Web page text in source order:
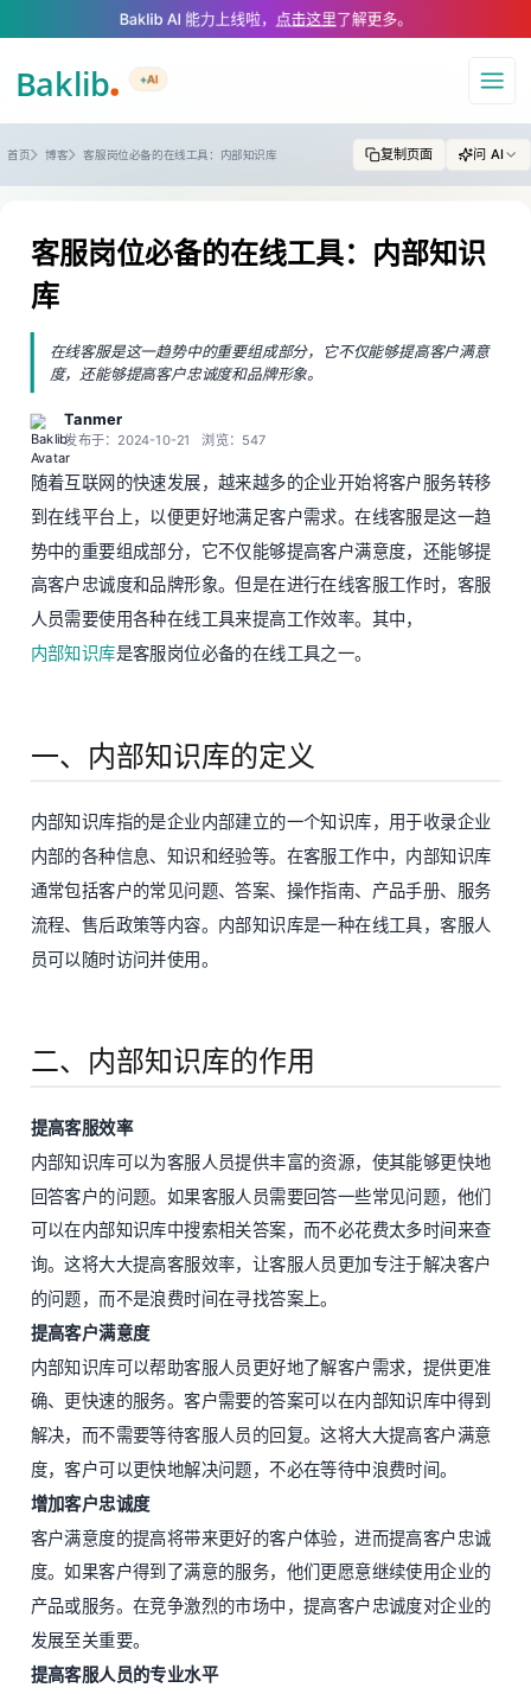
A Markdown version of this page is available at https://
Baklib AI 能力上线啦， 点击这里了解更多。
+AI
导航
首页 博客 客服岗位必备的在线工具：内部知识库 复制页面 问 AI
客服岗位必备的在线工具：内部知识
库
在线客服是这一趋势中的重要组成部分，它不仅能够提高客户满意
度，还能够提高客户忠诚度和品牌形象。
Tanmer
发布于：2024-10-21 浏览：547
随着互联网的快速发展，越来越多的企业开始将客户服务转移
到在线平台上，以便更好地满足客户需求。在线客服是这一趋
势中的重要组成部分，它不仅能够提高客户满意度，还能够提
高客户忠诚度和品牌形象。但是在进行在线客服工作时，客服
人员需要使用各种在线工具来提高工作效率。其中，
内部知识库是客服岗位必备的在线工具之一。
一、内部知识库的定义
内部知识库指的是企业内部建立的一个知识库，用于收录企业
内部的各种信息、知识和经验等。在客服工作中，内部知识库
通常包括客户的常见问题、答案、操作指南、产品手册、服务
流程、售后政策等内容。内部知识库是一种在线工具，客服人
员可以随时访问并使用。
二、内部知识库的作用
提高客服效率
内部知识库可以为客服人员提供丰富的资源，使其能够更快地
回答客户的问题。如果客服人员需要回答一些常见问题，他们
可以在内部知识库中搜索相关答案，而不必花费太多时间来查
询。这将大大提高客服效率，让客服人员更加专注于解决客户
的问题，而不是浪费时间在寻找答案上。
提高客户满意度
内部知识库可以帮助客服人员更好地了解客户需求，提供更准
确、更快速的服务。客户需要的答案可以在内部知识库中得到
解决，而不需要等待客服人员的回复。这将大大提高客户满意
度，客户可以更快地解决问题，不必在等待中浪费时间。
增加客户忠诚度
客户满意度的提高将带来更好的客户体验，进而提高客户忠诚
度。如果客户得到了满意的服务，他们更愿意继续使用企业的
产品或服务。在竞争激烈的市场中，提高客户忠诚度对企业的
发展至关重要。
提高客服人员的专业水平